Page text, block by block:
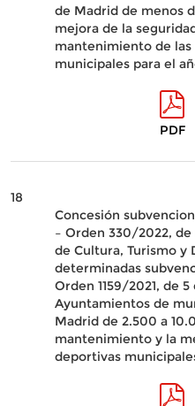
de Madrid de menos
mejora de la
mantenimiento de
municipales para el
PDF
18
Concesión
– Orden 330/2022, de
de Cultura, Turismo y
determinadas
Orden 1159/2021, de
Ayuntamientos de
Madrid de 2.500 a
mantenimiento y la
deportivas